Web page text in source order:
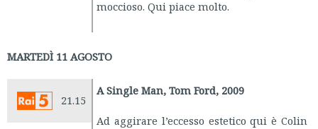
moccioso. Qui piace molto.
MARTEDÌ 11 AGOSTO
21.15
A Single Man, Tom Ford, 2009
Ad aggirare l’eccesso estetico qui è Colin